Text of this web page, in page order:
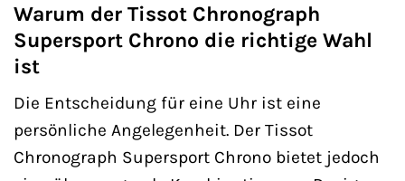
Warum der Tissot Chronograph
Supersport Chrono die richtige Wahl
ist
Die Entscheidung für eine Uhr ist eine
persönliche Angelegenheit. Der Tissot
Chronograph Supersport Chrono bietet jedoch